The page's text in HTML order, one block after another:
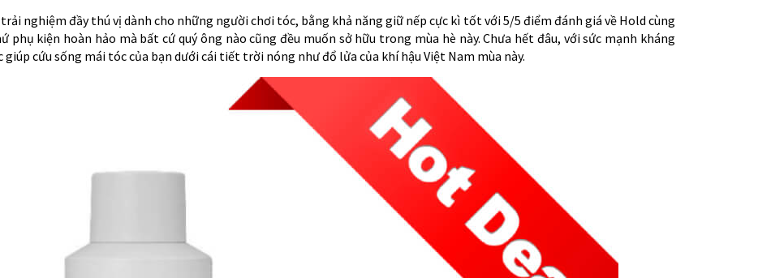
nghiệm đầy thú vị dành cho những người chơi tóc, bằng khả năng giữ nếp cực kì tốt với 5/5 điểm đánh giá về Hold cùng
phụ kiện hoàn hảo mà bất cứ quý ông nào cũng đều muốn sở hữu trong mùa hè này. Chưa hết đâu, với sức mạnh kháng
cứu sống mái tóc của bạn dưới cái tiết trời nóng như đổ lửa của khí hậu Việt Nam mùa này.